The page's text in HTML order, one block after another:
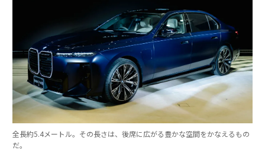
全長約5.4メートル。その長さは、後席に広がる豊かな空間をかなえるもの
だ。